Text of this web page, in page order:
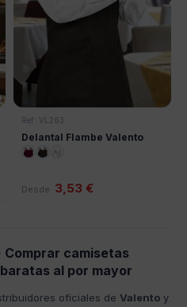
Ref: VL263
Delantal Flambe Valento
Desde 3,53 €
Comprar camisetas
al por mayor
oficiales de Valento y